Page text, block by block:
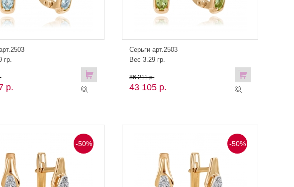
гр.
р.
Серьги арт.2503
Вес 3.29 гр.
43 105 р.
86 211 р.
-50% -50%